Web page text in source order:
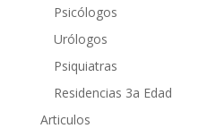
Psicólogos
Urólogos
Psiquiatras
Residencias 3a Edad
Articulos